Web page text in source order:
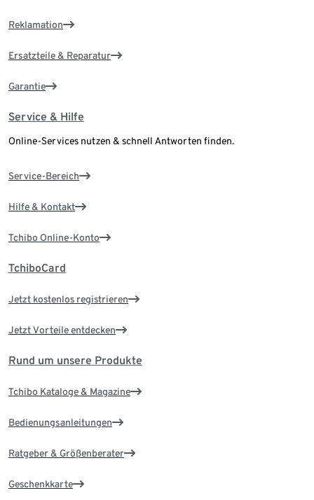
Reklamation
Ersatzteile & Reparatur
Garantie
Service & Hilfe
Online-Services nutzen & schnell Antworten finden.
Service-Bereich
Hilfe & Kontakt
Tchibo Online-Konto
TchiboCard
Jetzt kostenlos registrieren
Jetzt Vorteile entdecken
Rund um unsere Produkte
Tchibo Kataloge & Magazine
Bedienungsanleitungen
Ratgeber & Größenberater
Geschenkkarte